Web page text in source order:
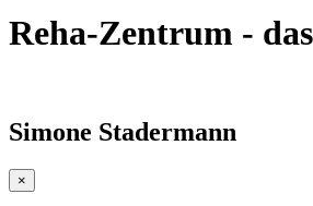
Reha-Zentrum -
Simone Stadermann
×